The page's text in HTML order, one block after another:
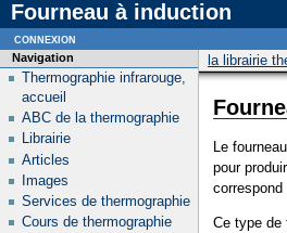
Fourneau à induction
la librairie
Le
pour
Ce type de
Navigation
Thermographie infrarouge,
accueil
ABC de la thermographie
Librairie
Articles
Images
Services de thermographie
Cours de thermographie
connexion